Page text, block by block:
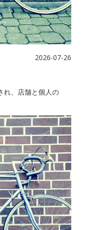
2026-07-26
れ、店舗と個人の